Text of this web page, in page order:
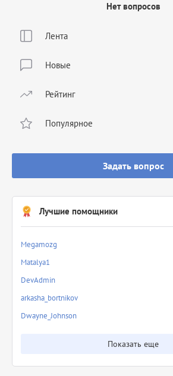
Лента
Новые
Рейтинг
Популярное
Задать вопрос
Лучшие помощники
Megamozg
Matalya1
DevAdmin
arkasha_bortnikov
Dwayne_Johnson
Показать еще
Нет вопросов